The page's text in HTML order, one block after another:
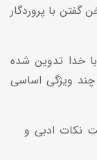
با پروردگار
خدا تدوین شده
ویژگی اساسی
نکات ادبی و